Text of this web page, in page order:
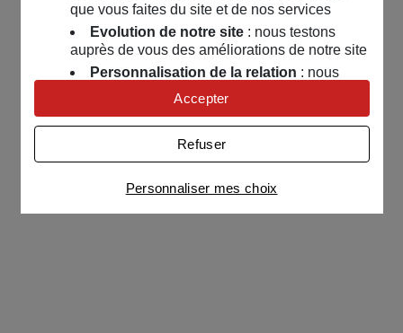
que vous faites du site et de nos services
Evolution de notre site: nous testons
auprès de vous des améliorations de notre site
Personnalisation de la relation : nous
nous servons de cookies pour adapter nos
contenus et personnaliser nos offres
Univers publicitaire: nous utilisons avec
nos partenaires des cookies pour afficher des
publicités personnalisées
Connaître notre politique cookies et la liste de nos
partenaires
Personnaliser mes choix
Refuser
Accepter